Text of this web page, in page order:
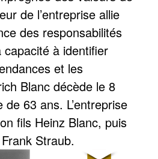
de l’entreprise allie
des responsabilités
à identifier
et les
Blanc décède le 8
de 63 ans. L’entreprise
fils Heinz Blanc, puis
Straub.